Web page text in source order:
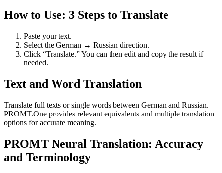
How to Use: 3 Steps to Translate
Paste your text.
Select the German ↔ Russian direction.
Click “Translate.” You can then edit and copy the result if
needed.
Text and Word Translation
Translate full texts or single words between German and Russian.
PROMT.One provides relevant equivalents and multiple translation
options for accurate meaning.
PROMT Neural Translation: Accuracy
and Terminology